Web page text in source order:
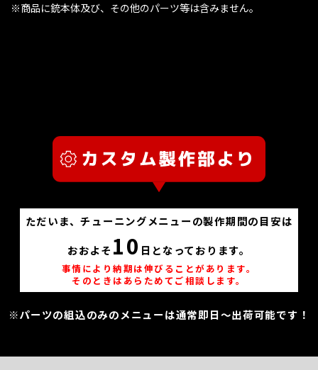
※商品に銃本体及び、その他のパーツ等は含みません。
ただいま、チューニングメニューの製作期間の目安は
おおよそ 10 日となっております。
事情により納期は伸びることがあります。
そのときはあらためてご相談します。
※パーツの組込のみのメニューは通常即日～出荷可能です！